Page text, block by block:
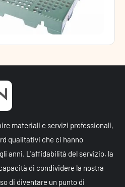
materiali e servizi professionali,
qualitativi che ci hanno
anni. L'affidabilità del servizio, la
di condividere la nostra
di diventare un punto di